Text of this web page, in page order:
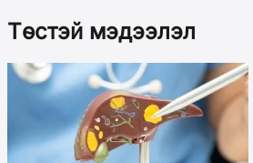
Төстэй мэдээлэл